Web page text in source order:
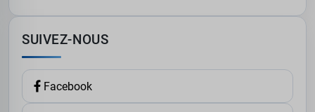
SUIVEZ-NOUS
Facebook